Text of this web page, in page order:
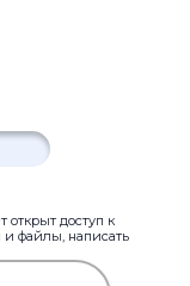
открыт доступ к
и файлы, написать